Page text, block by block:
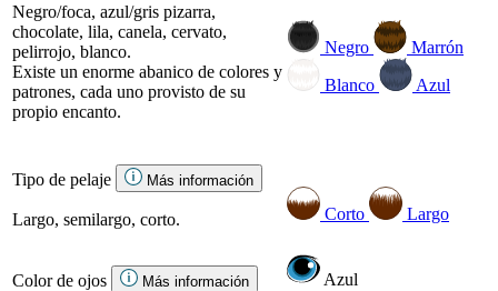
Negro/foca, azul/gris pizarra,
chocolate, lila, canela, cervato,
pelirrojo, blanco.
Existe un enorme abanico de colores y
patrones, cada uno provisto de su
propio encanto.
Negro
Marrón
Blanco
Azul
Tipo de pelaje Más información
Largo, semilargo, corto. Corto Largo
Color de ojos Más información
Azul